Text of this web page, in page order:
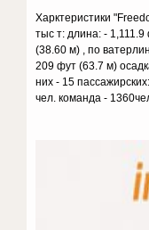
Харктеристики
тыс т: длина: -
(38.60 м) , по
209 фут (63.7 м)
них - 15
чел. команда -